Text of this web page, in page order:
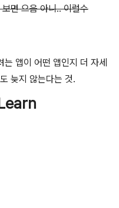
면 으음 아니.. 이럴수
앱이 어떤 앱인지 더 자세
늦지 않는다는 것.